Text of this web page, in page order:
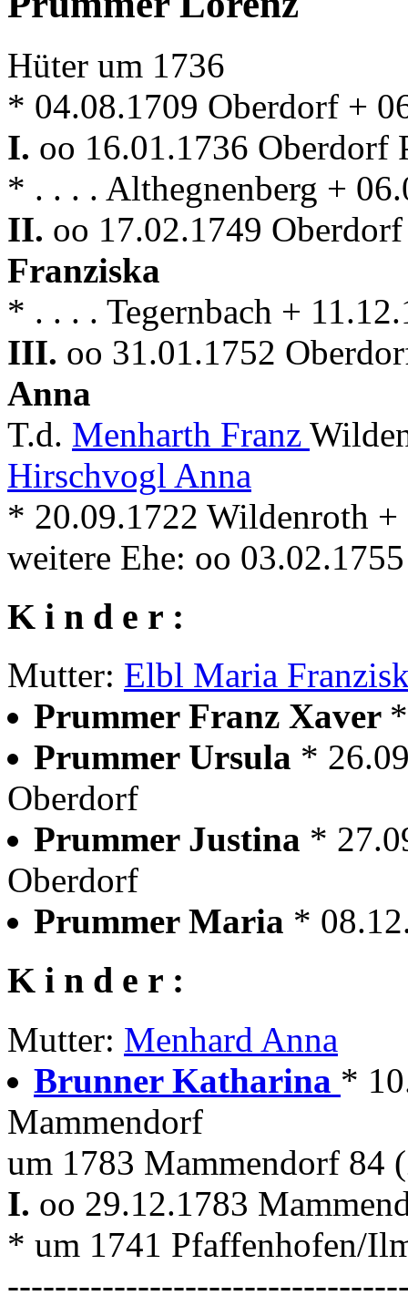
Hüter um 1736
* 04.08.1709 Oberdorf +
I. oo 16.01.1736 Oberdorf
* . . . . Althegnenberg +
II. oo 17.02.1749
Franziska
* . . . . Tegernbach +
III. oo 31.01.1752
Anna
T.d. Menharth Franz
Hirschvogl Anna
* 20.09.1722 Wildenroth
weitere Ehe: oo
K i n d e r :
Mutter: Elbl Maria
Prummer Franz Xaver
Prummer Ursula *
Oberdorf
Prummer Justina *
Oberdorf
Prummer Maria *
K i n d e r :
Mutter: Menhard Anna
Brunner Katharina *
Mammendorf
um 1783 Mammendorf 84
I. oo 29.12.1783
* um 1741 Pfaffenhofen/